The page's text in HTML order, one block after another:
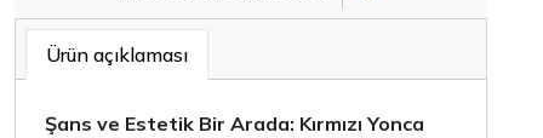
Ürün açıklaması
Şans ve Estetik Bir Arada: Kırmızı Yonca